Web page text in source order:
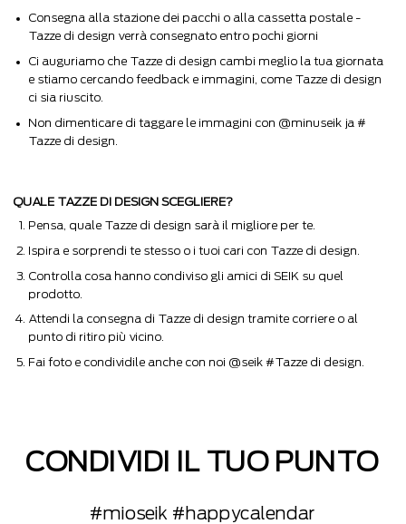
Consegna alla stazione dei pacchi o alla cassetta postale -
Tazze di design verrà consegnato entro pochi giorni
Ci auguriamo che Tazze di design cambi meglio la tua giornata
e stiamo cercando feedback e immagini, come Tazze di design
ci sia riuscito.
Non dimenticare di taggare le immagini con @minuseik ja #
Tazze di design.
QUALE TAZZE DI DESIGN SCEGLIERE?
Pensa, quale Tazze di design sarà il migliore per te.
Ispira e sorprendi te stesso o i tuoi cari con Tazze di design.
Controlla cosa hanno condiviso gli amici di SEIK su quel
prodotto.
Attendi la consegna di Tazze di design tramite corriere o al
punto di ritiro più vicino.
Fai foto e condividile anche con noi @seik #Tazze di design.
CONDIVIDI IL TUO PUNTO
#mioseik #happycalendar